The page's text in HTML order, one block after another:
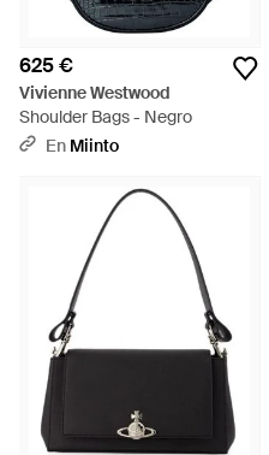
625 €
Vivienne Westwood
Shoulder Bags - Negro
En Miinto